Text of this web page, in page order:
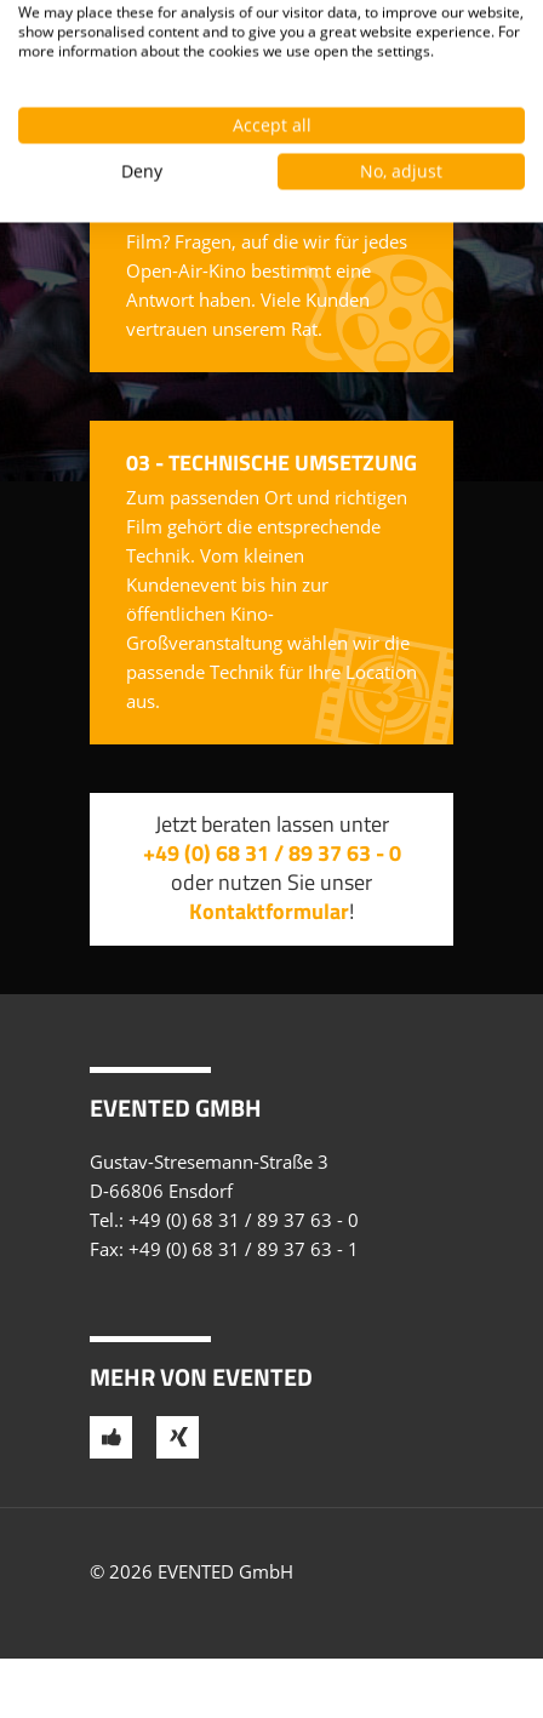
Welcher Film passt zu meinem
Publikum? Was sind die starken
Filme der Saison? Welche
Film? Fragen, auf die wir für jedes
Open-Air-Kino bestimmt eine
Antwort haben. Viele Kunden
vertrauen unserem Rat.
03 - TECHNISCHE UMSETZUNG
Zum passenden Ort und richtigen
Film gehört die entsprechende
Technik. Vom kleinen
Kundenevent bis hin zur
öffentlichen Kino-
Großveranstaltung wählen wir die
passende Technik für Ihre Location
aus.
Jetzt beraten lassen unter
+49 (0) 68 31 / 89 37 63 - 0
oder nutzen Sie unser
Kontaktformular!
EVENTED GMBH
Gustav-Stresemann-Straße 3
D-66806 Ensdorf
Tel.: +49 (0) 68 31 / 89 37 63 - 0
Fax: +49 (0) 68 31 / 89 37 63 - 1
MEHR VON EVENTED
© 2026 EVENTED GmbH
We may place these for analysis of our visitor data, to improve our website,
show personalised content and to give you a great website experience. For
more information about the cookies we use open the settings.
Accept all
Deny
No, adjust